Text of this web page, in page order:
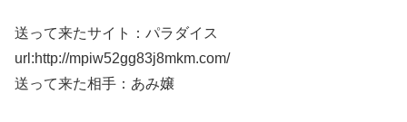
送って来たサイト：パラダイス
url:http://mpiw52gg83j8mkm.com/
送って来た相手：あみ嬢